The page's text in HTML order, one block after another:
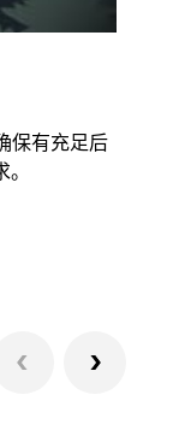
保有充足后